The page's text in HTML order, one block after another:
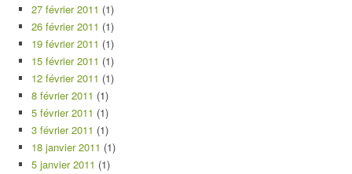
27 février 2011 (1)
26 février 2011 (1)
19 février 2011 (1)
15 février 2011 (1)
12 février 2011 (1)
8 février 2011 (1)
5 février 2011 (1)
3 février 2011 (1)
18 janvier 2011 (1)
5 janvier 2011 (1)